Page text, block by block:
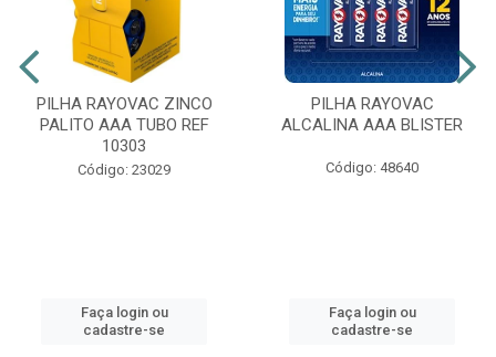
PILHA RAYOVAC ZINCO
PALITO AAA TUBO REF
10303
Código: 23029
Faça login ou
cadastre-se
PILHA RAYOVAC
ALCALINA AAA BLISTER
Código: 48640
Faça login ou
cadastre-se